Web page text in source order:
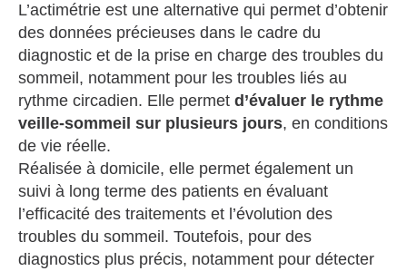
L’actimétrie est une alternative qui permet d’obtenir
des données précieuses dans le cadre du
diagnostic et de la prise en charge des troubles du
sommeil, notamment pour les troubles liés au
rythme circadien. Elle permet d’évaluer le rythme
veille-sommeil sur plusieurs jours, en conditions
de vie réelle.
Réalisée à domicile, elle permet également un
suivi à long terme des patients en évaluant
l’efficacité des traitements et l’évolution des
troubles du sommeil. Toutefois, pour des
diagnostics plus précis, notamment pour détecter